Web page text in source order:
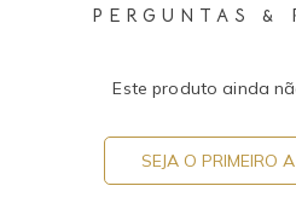
PERGUNTAS &
Este produto ainda
SEJA O PRIMEIRO